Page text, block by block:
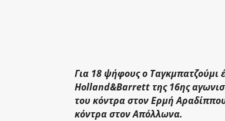
Για 18 ψήφους ο Ταγκμπατζούμι
Holland&Barrett της 16ης
του κόντρα στον Ερμή
κόντρα στον Απόλλωνα.